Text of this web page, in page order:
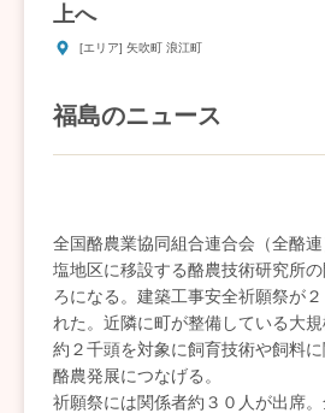
上へ
[エリア] 矢吹町 浪江町
福島のニュース
全国酪農業協同組合連合会（全酪
塩地区に移設する酪農技術研究所
ろになる。建築工事安全祈願祭が
れた。近隣に町が整備している大
約２千頭を対象に飼育技術や飼料に
酪農発展につなげる。
祈願祭には関係者約３０人が出席